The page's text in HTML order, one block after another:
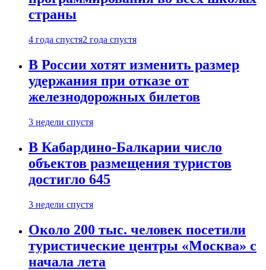
страны
4 года спустя2 года спустя
В России хотят изменить размер
удержания при отказе от
железнодорожных билетов
3 недели спустя
В Кабардино-Балкарии число
объектов размещения туристов
достигло 645
3 недели спустя
Около 200 тыс. человек посетили
туристические центры «Москва» с
начала лета